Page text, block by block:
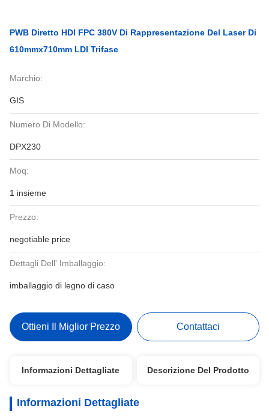
PWB Diretto HDI FPC 380V Di Rappresentazione Del Laser Di
610mmx710mm LDI Trifase
Marchio:
GIS
Numero Di Modello:
DPX230
Moq:
1 insieme
Prezzo:
negotiable price
Dettagli Dell' Imballaggio:
imballaggio di legno di caso
Ottieni Il Miglior Prezzo Contattaci
Informazioni Dettagliate Descrizione Del Prodotto
Informazioni Dettagliate